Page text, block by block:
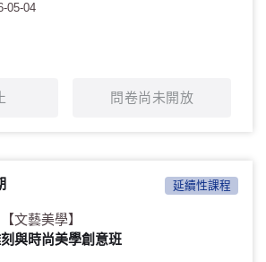
05-04
問卷尚未開放
延續性課程
【文藝美學】
與時尚美學創意班